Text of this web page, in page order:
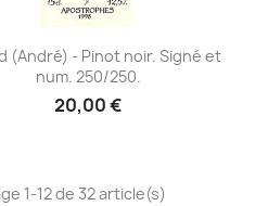
Aperçu rapide
(André) - Pinot noir. Signé et
num. 250/250.
20,00 €
1-12 de 32 article(s)